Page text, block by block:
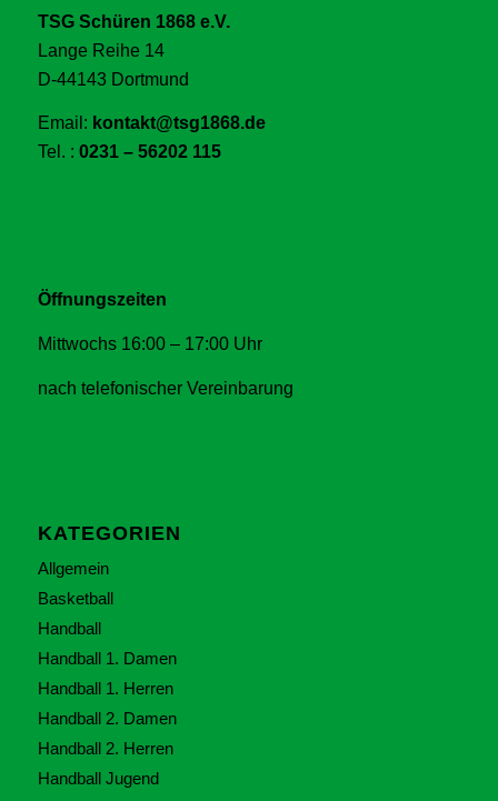
TSG Schüren 1868 e.V.
Lange Reihe 14
D-44143 Dortmund
Email: kontakt@tsg1868.de
Tel. : 0231 – 56202 115
Öffnungszeiten
Mittwochs 16:00 – 17:00 Uhr
nach telefonischer Vereinbarung
KATEGORIEN
Allgemein
Basketball
Handball
Handball 1. Damen
Handball 1. Herren
Handball 2. Damen
Handball 2. Herren
Handball Jugend